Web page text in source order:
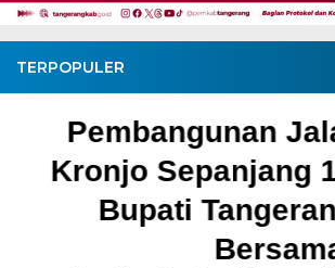
TERPOPULER
Pembangunan
Kronjo Sepanjang 11
Bupati
Bersama